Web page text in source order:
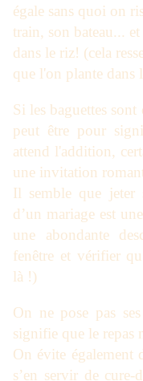
égale sans quoi on
train, son bateau...
dans le riz! (cela
que l'on plante dans
Si les baguettes
peut être pour
attend l'addition,
une invitation
Il semble que jeter
d’un mariage est
une abondante
fenêtre et vérifier
là !)
On ne pose pas
signifie que le repas
On évite également
s’en servir de